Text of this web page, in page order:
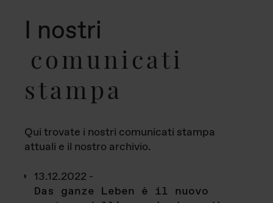
I nostri
comunicati
stampa
Qui trovate i nostri comunicati stampa
attuali e il nostro archivio.
13.12.2022 -
Das ganze Leben è il nuovo